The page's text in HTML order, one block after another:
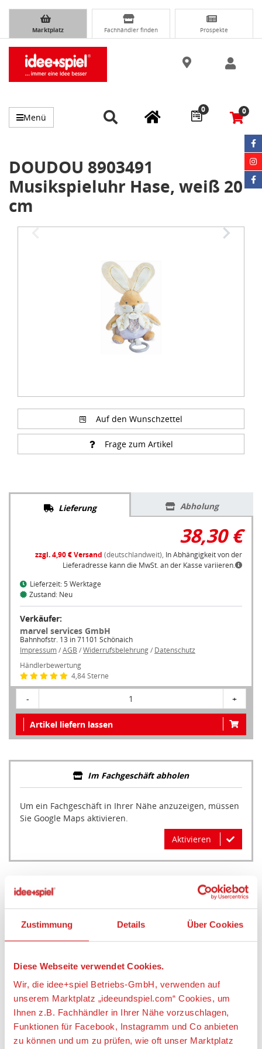
Zustimmung Details Über Cookies
Diese Webseite verwendet Cookies.
Wir, die idee+spiel Betriebs-GmbH, verwenden auf
unserem Marktplatz „ideeundspiel.com“ Cookies, um
Ihnen z.B. Fachhändler in Ihrer Nähe vorzuschlagen,
Funktionen für Facebook, Instagramm und Co anbieten
zu können und um zu prüfen, wie oft unser Marktplatz
Marktplatz Fachhändler finden Prospekte
Menü
0 0
DOUDOU 8903491
Musikspieluhr Hase, weiß 20
cm
Auf den Wunschzettel
Frage zum Artikel
Lieferung Abholung
38,30 €
zzgl. 4,90 € Versand (deutschlandweit), In Abhängigkeit von der
Lieferadresse kann die MwSt. an der Kasse variieren.
Lieferzeit: 5 Werktage
Zustand: Neu
Verkäufer:
marvel services GmbH
Bahnhofstr. 13 in 71101 Schönaich
Impressum/AGB /Widerrufsbelehrung/ Datenschutz
Händlerbewertung
4,84 Sterne
- 1 +
Artikel liefern lassen
Im Fachgeschäft abholen
Um ein Fachgeschäft in Ihrer Nähe anzuzeigen, müssen
Sie Google Maps aktivieren.
Aktivieren
DOUDOU 8903491 Musikspieluhr Hase, weiß 20 cm
Der zuckersüsse Hase in weiss mit zarten Mustern
und die Musikspieluhr begleiten das Neugeborene
mit sanfter Melodie in den Schlaf. Verpackt im dazu
passenden Geschenkkarton. Inklusive Batterien.
Grösse: 20 cm